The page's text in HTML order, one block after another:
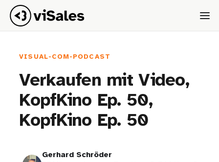
VISUAL-COM-PODCAST
Verkaufen mit Video,
KopfKino Ep. 50,
KopfKino Ep. 50
Gerhard Schröder